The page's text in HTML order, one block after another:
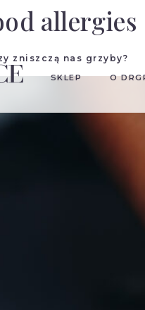
SKLEP O
allergies
zniszczą nas grzyby?